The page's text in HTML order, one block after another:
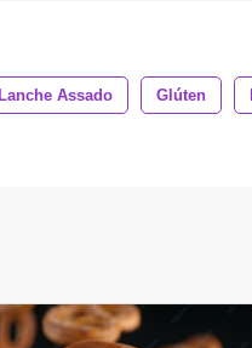
Lanche Assado Glúten